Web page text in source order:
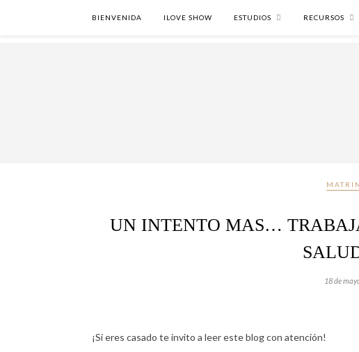
BIENVENIDA ILOVE SHOW ESTUDIOS RECURSOS
UN INTENTO MAS…
18 de
¡Si eres casado te invito a leer este blog con atención!